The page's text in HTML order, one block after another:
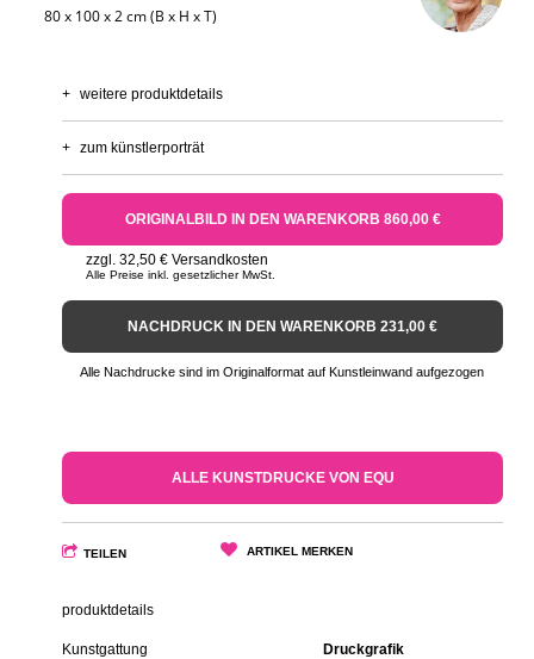
80 x 100 x 2 cm (B x H x T)
+ weitere produktdetails
+ zum künstlerporträt
ORIGINALBILD IN DEN WARENKORB 860,00 €
zzgl. 32,50 € Versandkosten
Alle Preise inkl. gesetzlicher MwSt.
NACHDRUCK IN DEN WARENKORB 231,00 €
Alle Nachdrucke sind im Originalformat auf Kunstleinwand aufgezogen
ALLE KUNSTDRUCKE VON EQU
TEILEN ARTIKEL MERKEN
produktdetails
Kunstgattung Druckgrafik